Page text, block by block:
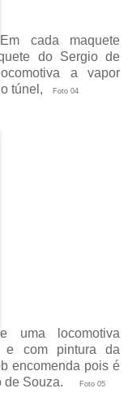
Em cada maquete
do Sergio de
a vapor
túnel,
Foto 04
e uma locomotiva
e com pintura da
encomenda pois é
de Souza.
Foto 05